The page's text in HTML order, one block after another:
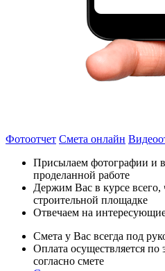
Фотоотчет Смета онлайн
Присылаем фотографии и
проделанной работе
Держим Вас в курсе всего,
строительной площадке
Отвечаем на
Смета у Вас всегда под
Оплата осуществляется по
согласно смете